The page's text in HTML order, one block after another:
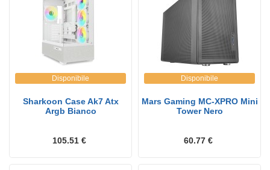
Disponibile
Sharkoon Case Ak7 Atx
Argb Bianco
105.51 €
Disponibile
Mars Gaming MC-XPRO Mini
Tower Nero
60.77 €